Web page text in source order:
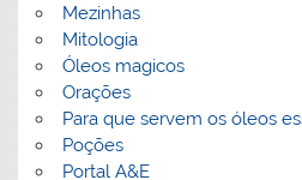
Mezinhas
Mitologia
Óleos magicos
Orações
Para que servem os óleos
Poções
Portal A&E